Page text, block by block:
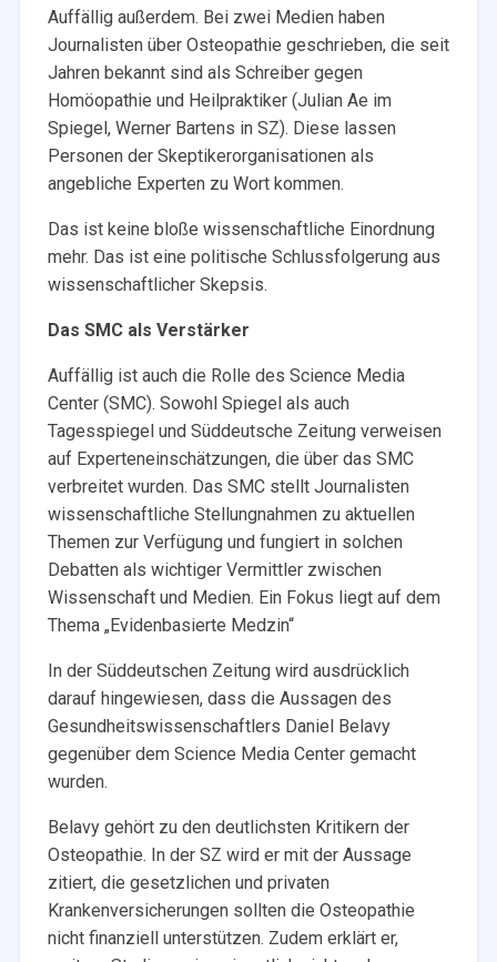
Auffällig außerdem. Bei zwei Medien haben
Journalisten über Osteopathie geschrieben, die seit
Jahren bekannt sind als Schreiber gegen
Homöopathie und Heilpraktiker (Julian Ae im
Spiegel, Werner Bartens in SZ). Diese lassen
Personen der Skeptikerorganisationen als
angebliche Experten zu Wort kommen.
Das ist keine bloße wissenschaftliche Einordnung
mehr. Das ist eine politische Schlussfolgerung aus
wissenschaftlicher Skepsis.
Das SMC als Verstärker
Auffällig ist auch die Rolle des Science Media
Center (SMC). Sowohl Spiegel als auch
Tagesspiegel und Süddeutsche Zeitung verweisen
auf Experteneinschätzungen, die über das SMC
verbreitet wurden. Das SMC stellt Journalisten
wissenschaftliche Stellungnahmen zu aktuellen
Themen zur Verfügung und fungiert in solchen
Debatten als wichtiger Vermittler zwischen
Wissenschaft und Medien. Ein Fokus liegt auf dem
Thema „Evidenbasierte Medzin“
In der Süddeutschen Zeitung wird ausdrücklich
darauf hingewiesen, dass die Aussagen des
Gesundheitswissenschaftlers Daniel Belavy
gegenüber dem Science Media Center gemacht
wurden.
Belavy gehört zu den deutlichsten Kritikern der
Osteopathie. In der SZ wird er mit der Aussage
zitiert, die gesetzlichen und privaten
Krankenversicherungen sollten die Osteopathie
nicht finanziell unterstützen. Zudem erklärt er,